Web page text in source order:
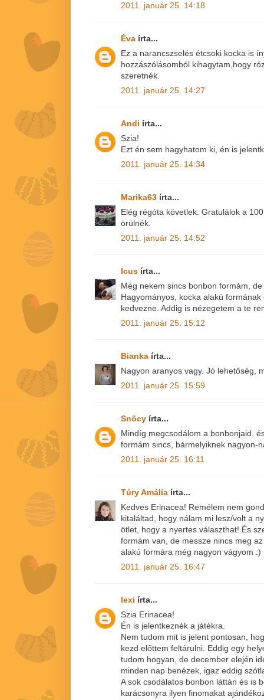
2011. január 25. 14:18
Éva írta...
Ez a narancszselés étcsoki kocka is
hozzászólásomból kihagytam,hogy
szeretnék.
2011. január 25. 14:27
Andi írta...
Szia!
Ezt én sem hagyhatom ki, én is
2011. január 25. 14:34
Marika63 írta...
Elég régóta követlek. Gratulálok a
örülnék.
2011. január 25. 14:52
Icus írta...
Még nekem sincs bonbon formám,
Hagyományos, kocka alakú
kedvezne. Addig is nézegetem a te
2011. január 25. 15:12
Bianka írta...
Nagyon aranyos vagy. Jó lehetőség,
2011. január 25. 15:59
Snöcy írta...
Mindíg megcsodálom a bonbonjaid,
formám sincs, bármelyiknek nagyon-
2011. január 25. 16:11
Túry Amália írta...
Kedves Erinacea! Remélem nem
kitaláltad, hogy nálam mi lesz/volt a
ötlet, hogy a nyertes választhat! És
formám van, de messze nincs meg
alakú formára még nagyon vágyom :)
2011. január 25. 16:47
lexi írta...
Szia Erinacea!
Én is jelentkeznék a játékra.
Nem tudom mit is jelent pontosan,
kezd előttem feltárulni. Eddig egy
tudom hogyan, de december elején
minden nap benézek, igaz eddig
A sok csodálatos bonbon láttán és is
karácsonyra ilyen finomakat